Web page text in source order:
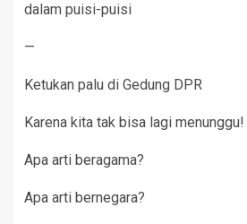
dalam puisi-puisi
—
Ketukan palu di Gedung DPR
Karena kita tak bisa lagi menunggu!
Apa arti beragama?
Apa arti bernegara?